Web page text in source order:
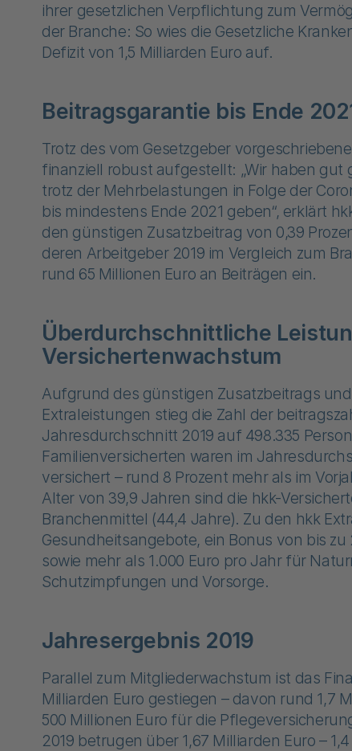
ihrer gesetzlichen Verpflichtung zum
der Branche: So wies die Gesetzliche
Defizit von 1,5 Milliarden Euro auf.
Beitragsgarantie bis Ende
Trotz des vom Gesetzgeber
finanziell robust aufgestellt: „Wir haben
trotz der Mehrbelastungen in Folge der
bis mindestens Ende 2021 geben“, erklärt
den günstigen Zusatzbeitrag von 0,39
deren Arbeitgeber 2019 im Vergleich zum
rund 65 Millionen Euro an Beiträgen ein.
Überdurchschnittliche
Versichertenwachstum
Aufgrund des günstigen Zusatzbeitrags
Extraleistungen stieg die Zahl der
Jahresdurchschnitt 2019 auf 498.335
Familienversicherten waren im
versichert – rund 8 Prozent mehr als im
Alter von 39,9 Jahren sind die hkk-
Branchenmittel (44,4 Jahre). Zu den hkk
Gesundheitsangebote, ein Bonus von bis
sowie mehr als 1.000 Euro pro Jahr für
Schutzimpfungen und Vorsorge.
Jahresergebnis 2019
Parallel zum Mitgliederwachstum ist das
Milliarden Euro gestiegen – davon rund 1,7
500 Millionen Euro für die
2019 betrugen über 1,67 Milliarden Euro –